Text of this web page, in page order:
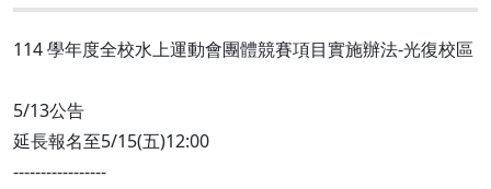
114 學年度全校水上運動會團體競賽項目實施辦法-光復校區
5/13公告
延長報名至5/15(五)12:00
-----------------